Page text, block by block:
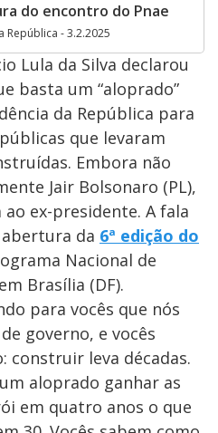
do encontro do Pnae
República - 3.2.2025
Lula da Silva declarou
basta um “aloprado”
da República para
que levaram
Embora não
Jair Bolsonaro (PL),
ex-presidente. A fala
da 6ª edição do
Nacional de
Brasília (DF).
para vocês que nós
governo, e vocês
construir leva décadas.
aloprado ganhar as
em quatro anos o que